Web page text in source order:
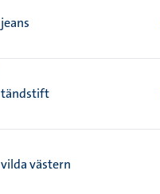
jeans
tändstift
vilda västern